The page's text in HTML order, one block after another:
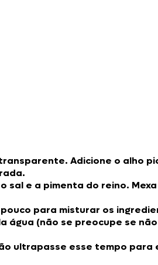
Adicione o alho
e a pimenta do reino.
para misturar os
(não se preocupe se
ultrapasse esse tempo